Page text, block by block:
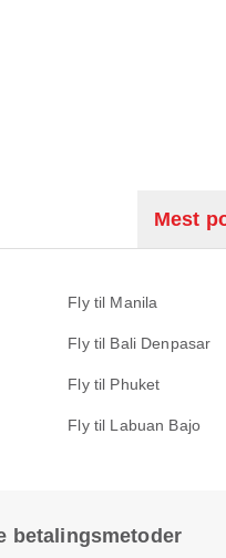
Mest
Fly til Manila
Fly til Bali Denpasar
Fly til Phuket
Fly til Labuan Bajo
betalingsmetoder